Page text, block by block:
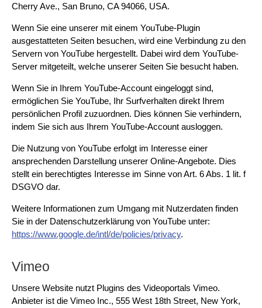
Cherry Ave., San Bruno, CA 94066, USA.
Wenn Sie eine unserer mit einem YouTube-Plugin
ausgestatteten Seiten besuchen, wird eine Verbindung zu den
Servern von YouTube hergestellt. Dabei wird dem YouTube-
Server mitgeteilt, welche unserer Seiten Sie besucht haben.
Wenn Sie in Ihrem YouTube-Account eingeloggt sind,
ermöglichen Sie YouTube, Ihr Surfverhalten direkt Ihrem
persönlichen Profil zuzuordnen. Dies können Sie verhindern,
indem Sie sich aus Ihrem YouTube-Account ausloggen.
Die Nutzung von YouTube erfolgt im Interesse einer
ansprechenden Darstellung unserer Online-Angebote. Dies
stellt ein berechtigtes Interesse im Sinne von Art. 6 Abs. 1 lit. f
DSGVO dar.
Weitere Informationen zum Umgang mit Nutzerdaten finden
Sie in der Datenschutzerklärung von YouTube unter:
https://www.google.de/intl/de/policies/privacy.
Vimeo
Unsere Website nutzt Plugins des Videoportals Vimeo.
Anbieter ist die Vimeo Inc., 555 West 18th Street, New York,